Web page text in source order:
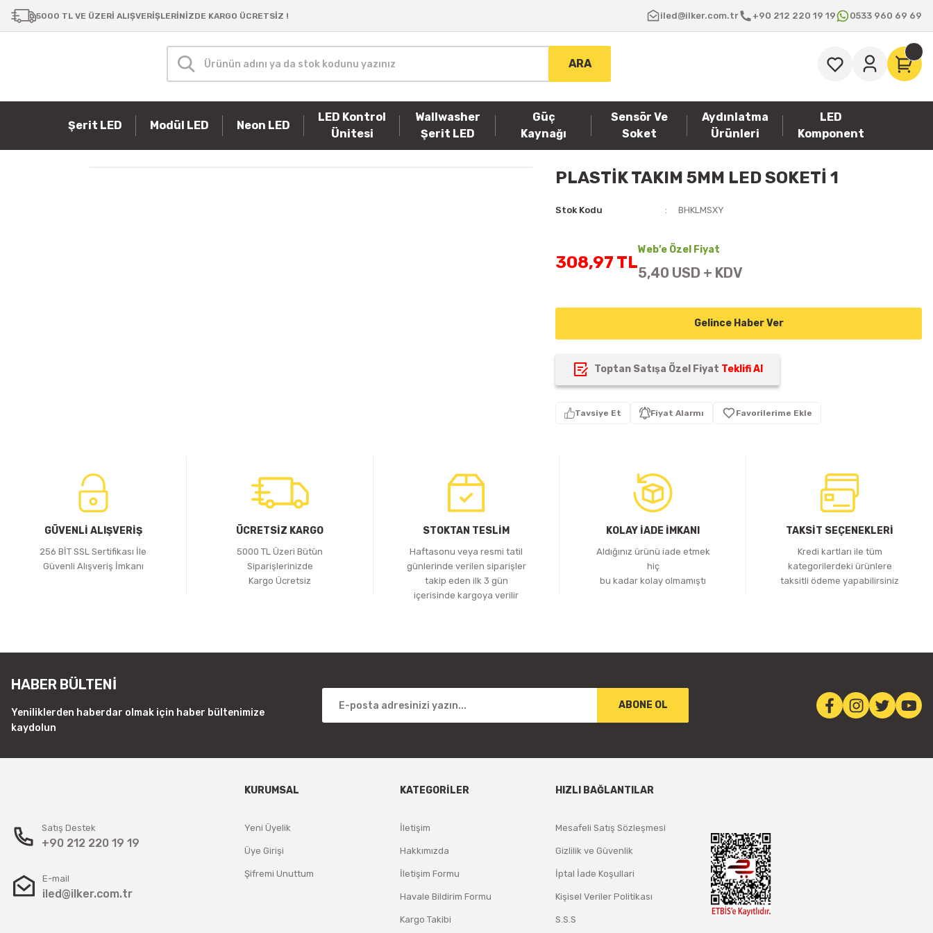
5000 TL VE ÜZERİ ALIŞVERİŞLERİNİZDE KARGO ÜCRETSİZ ! iled@ilker.com.tr +90 212 220 19 19 0533 960 69 69
ARA
Şerit LED Modül LED Neon LED
LED Kontrol
Ünitesi
Wallwasher
Şerit LED
Güç
Kaynağı
Sensör Ve
Soket
Aydınlatma
Ürünleri
LED
Komponent
PLASTİK TAKIM 5MM LED SOKETİ 1
Stok Kodu BHKLMSXY
308,97 TL
Web’e Özel Fiyat
5,40 USD + KDV
Gelince Haber Ver
Toptan Satışa Özel Fiyat Teklifi Al
Tavsiye Et Fiyat Alarmı
GÜVENLİ ALIŞVERİŞ
256 BİT SSL Sertifikası İle
Güvenli Alışveriş İmkanı
ÜCRETSİZ KARGO
5000 TL Üzeri Bütün
Siparişlerinizde
Kargo Ücretsiz
STOKTAN TESLİM
Haftasonu veya resmi tatil
günlerinde verilen siparişler
takip eden ilk 3 gün
içerisinde kargoya verilir
KOLAY İADE İMKANI
Aldığınız ürünü iade etmek
hiç
bu kadar kolay olmamıştı
TAKSİT SEÇENEKLERİ
Kredi kartları ile tüm
kategorilerdeki ürünlere
taksitli ödeme yapabilirsiniz
HABER BÜLTENİ
Yeniliklerden haberdar olmak için haber bültenimize
kaydolun
ABONE OL
Satış Destek
+90 212 220 19 19
E-mail
iled@ilker.com.tr
KURUMSAL
Yeni Üyelik
Üye Girişi
Şifremi Unuttum
KATEGORİLER
İletişim
Hakkımızda
İletişim Formu
Havale Bildirim Formu
Kargo Takibi
HIZLI BAĞLANTILAR
Mesafeli Satış Sözleşmesi
Gizlilik ve Güvenlik
İptal İade Koşullari
Kişisel Veriler Politikası
S.S.S